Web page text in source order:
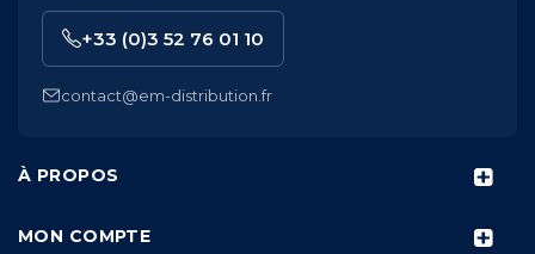
À PROPOS
MON COMPTE
+33 (0)3 52 76 01 10
contact@em-distribution.fr